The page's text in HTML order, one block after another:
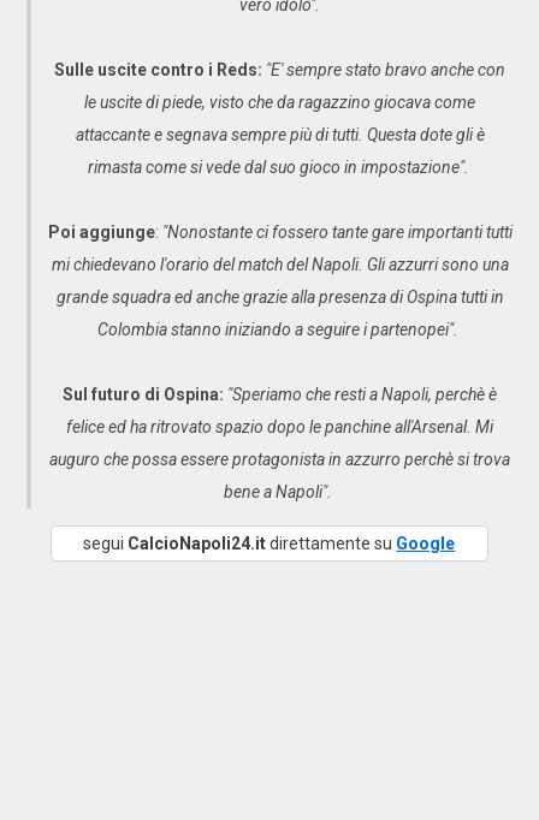
vero idolo".
Sulle uscite contro i Reds: "E' sempre stato bravo anche con
le uscite di piede, visto che da ragazzino giocava come
attaccante e segnava sempre più di tutti. Questa dote gli è
rimasta come si vede dal suo gioco in impostazione".
Poi aggiunge: "Nonostante ci fossero tante gare importanti tutti
mi chiedevano l'orario del match del Napoli. Gli azzurri sono una
grande squadra ed anche grazie alla presenza di Ospina tutti in
Colombia stanno iniziando a seguire i partenopei".
Sul futuro di Ospina: "Speriamo che resti a Napoli, perchè è
felice ed ha ritrovato spazio dopo le panchine all'Arsenal. Mi
auguro che possa essere protagonista in azzurro perchè si trova
bene a Napoli".
segui CalcioNapoli24.itdirettamente su Google